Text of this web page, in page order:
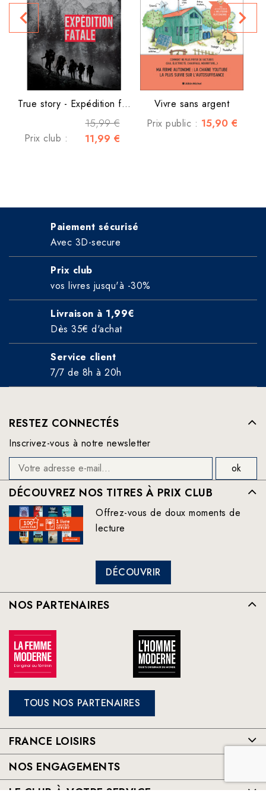
True story - Expédition fatale
15,99 €
Prix club : 11,99 €
Vivre sans argent
Prix public : 15,90 €
navigate_before navigate_next
Paiement sécurisé
Avec 3D-secure
Prix club
vos livres jusqu'à -30%
Livraison à 1,99€
Dès 35€ d'achat
Service client
7/7 de 8h à 20h
RESTEZ CONNECTÉS
Inscrivez-vous à notre newsletter
DÉCOUVREZ NOS TITRES À PRIX CLUB
Offrez-vous de doux moments de
lecture
DÉCOUVRIR
NOS PARTENAIRES
TOUS NOS PARTENAIRES
FRANCE LOISIRS
NOS ENGAGEMENTS